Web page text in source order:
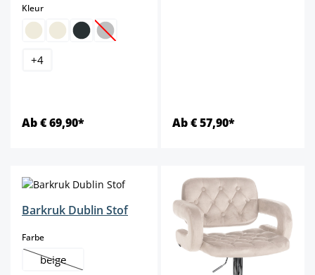
Kleurselect
(Deze optie is momenteel niet beschikbaar.)
+4
Ab € 69,90* Ab € 57,90*
Barkruk Dublin Stof
Farbeselect
beige
(Deze optie is momenteel niet beschikbaar.)